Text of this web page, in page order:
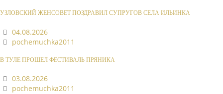
УЗЛОВСКИЙ ЖЕНСОВЕТ ПОЗДРАВИЛ СУПРУГОВ СЕЛА ИЛЬИНКА
04.08.2026
pochemuchka2011
В ТУЛЕ ПРОШЕЛ ФЕСТИВАЛЬ ПРЯНИКА
03.08.2026
pochemuchka2011